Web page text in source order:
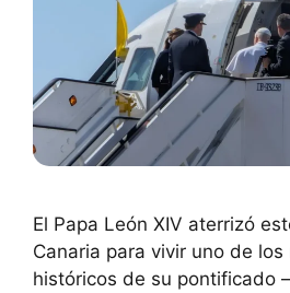
El Papa León XIV aterrizó
Canaria para vivir uno de
históricos de su pontificado